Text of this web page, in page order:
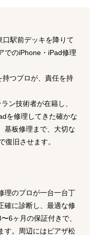
駅前デッキを降りて
でのiPhone・iPad修理
持つプロが、責任を持
ン技術者が在籍し、
を修理してきた確かな
基板修理まで、大切な
復旧させます。
理のプロが一台一台丁
確に診断し、最適な修
6ヶ月の保証付きで、
す。周辺にはピアザ松